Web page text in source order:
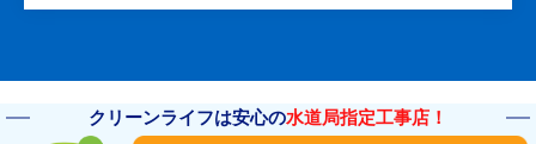
クリーンライフは安心の水道局指定工事店！